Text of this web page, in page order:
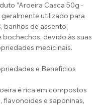
"Aroeira Casca 50g -
geralmente utilizado para
banhos de assento,
bochechos, devido às suas
medicinais.
e Benefícios
é rica em compostos
flavonoides e saponinas,